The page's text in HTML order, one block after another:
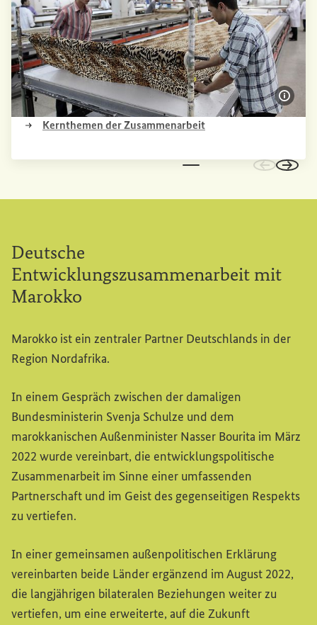
Kernthemen der Zusammenarbeit(Externer Link)
Zu den
Zu
Deutsche
Entwicklungszusammenarbeit mit
Marokko
Marokko ist ein zentraler Partner Deutschlands in der
Region Nordafrika.
In einem Gespräch zwischen der damaligen
Bundesministerin Svenja Schulze und dem
marokkanischen Außenminister Nasser Bourita im März
2022 wurde vereinbart, die entwicklungspolitische
Zusammenarbeit im Sinne einer umfassenden
Partnerschaft und im Geist des gegenseitigen Respekts
zu vertiefen.
In einer gemeinsamen außenpolitischen Erklärung
vereinbarten beide Länder ergänzend im August 2022,
die langjährigen bilateralen Beziehungen weiter zu
vertiefen, um eine erweiterte, auf die Zukunft